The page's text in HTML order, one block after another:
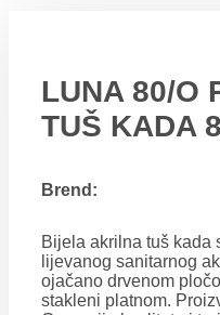
LUNA 80/O
TUŠ KADA
Brend:
Bijela akrilna tuš kada
lijevanog sanitarnog
ojačano drvenom
stakleni platnom.